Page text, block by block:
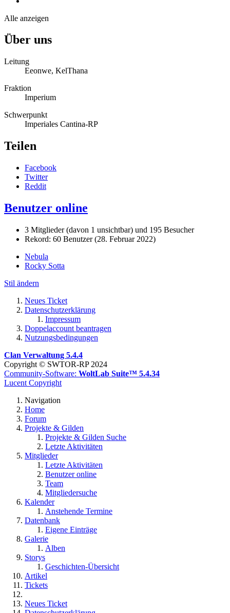
Alle anzeigen
Über uns
Leitung
Eeonwe, KelThana
Fraktion
Imperium
Schwerpunkt
Imperiales Cantina-RP
Teilen
Facebook
Twitter
Reddit
Benutzer online
3 Mitglieder (davon 1 unsichtbar) und 195 Besucher
Rekord: 60 Benutzer (28. Februar 2022)
Nebula
Rocky Sotta
Stil ändern
Neues Ticket
Datenschutzerklärung
Impressum
Doppelaccount beantragen
Nutzungsbedingungen
Clan Verwaltung 5.4.4
Copyright © SWTOR-RP 2024
Community-Software: WoltLab Suite™ 5.4.34
Lucent Copyright
Navigation
Home
Forum
Projekte & Gilden
Projekte & Gilden Suche
Letzte Aktivitäten
Mitglieder
Letzte Aktivitäten
Benutzer online
Team
Mitgliedersuche
Kalender
Anstehende Termine
Datenbank
Eigene Einträge
Galerie
Alben
Storys
Geschichten-Übersicht
Artikel
Tickets
Neues Ticket